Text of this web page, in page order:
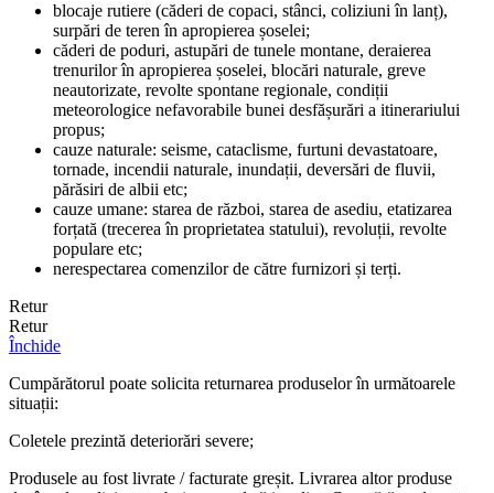
blocaje rutiere (căderi de copaci, stânci, coliziuni în lanț),
surpări de teren în apropierea șoselei;
căderi de poduri, astupări de tunele montane, deraierea
trenurilor în apropierea șoselei, blocări naturale, greve
neautorizate, revolte spontane regionale, condiții
meteorologice nefavorabile bunei desfășurări a itinerariului
propus;
cauze naturale: seisme, cataclisme, furtuni devastatoare,
tornade, incendii naturale, inundații, deversări de fluvii,
părăsiri de albii etc;
cauze umane: starea de război, starea de asediu, etatizarea
forțată (trecerea în proprietatea statului), revoluții, revolte
populare etc;
nerespectarea comenzilor de către furnizori și terți.
Retur
Retur
Închide
Cumpărătorul poate solicita returnarea produselor în următoarele
situații:
Coletele prezintă deteriorări severe;
Produsele au fost livrate / facturate greșit. Livrarea altor produse